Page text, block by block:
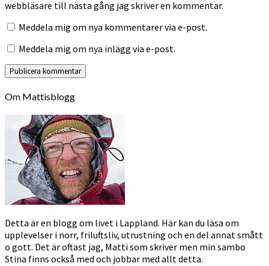
webbläsare till nästa gång jag skriver en kommentar.
Meddela mig om nya kommentarer via e-post.
Meddela mig om nya inlägg via e-post.
Om Mattisblogg
Detta är en blogg om livet i Lappland. Här kan du läsa om
upplevelser i norr, friluftsliv, utrustning och en del annat smått
o gott. Det är oftast jag, Matti som skriver men min sambo
Stina finns också med och jobbar med allt detta.